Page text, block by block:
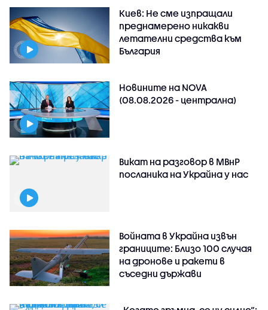
Киев: Не сме изпращали
преднамерено никакви
летателни средства към
България
Новините на NOVA
(08.08.2026 - централна)
Викат на разговор в МВнР
посланика на Украйна у нас
Войната в Украйна извън
границите: Близо 100 случая
на дронове и ракети в
съседни държави